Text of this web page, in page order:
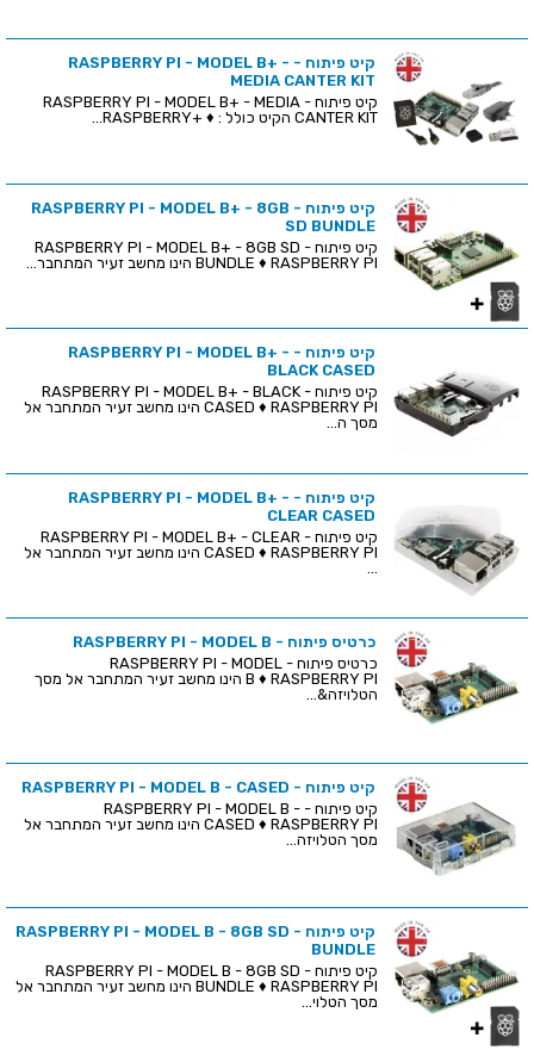
קיט פיתוח - RASPBERRY PI - MODEL B+ -
MEDIA CANTER KIT
קיט פיתוח - RASPBERRY PI - MODEL B+ - MEDIA
CANTER KIT הקיט כולל : ♦ +RASPBERRY...
קיט פיתוח - RASPBERRY PI - MODEL B+ - 8GB
SD BUNDLE
קיט פיתוח - RASPBERRY PI - MODEL B+ - 8GB SD
BUNDLE ♦ RASPBERRY PI הינו מחשב זעיר המתחבר...
קיט פיתוח - RASPBERRY PI - MODEL B+ -
BLACK CASED
קיט פיתוח - RASPBERRY PI - MODEL B+ - BLACK
CASED ♦ RASPBERRY PI הינו מחשב זעיר המתחבר אל
מסך ה...
קיט פיתוח - RASPBERRY PI - MODEL B+ -
CLEAR CASED
קיט פיתוח - RASPBERRY PI - MODEL B+ - CLEAR
CASED ♦ RASPBERRY PI הינו מחשב זעיר המתחבר אל
כרטיס פיתוח - RASPBERRY PI - MODEL B
כרטיס פיתוח - RASPBERRY PI - MODEL
B ♦ RASPBERRY PI הינו מחשב זעיר המתחבר אל מסך
הטלויזה&...
קיט פיתוח - RASPBERRY PI - MODEL B - CASED
קיט פיתוח - RASPBERRY PI - MODEL B -
CASED ♦ RASPBERRY PI הינו מחשב זעיר המתחבר אל
מסך הטלויזה...
קיט פיתוח - RASPBERRY PI - MODEL B - 8GB SD
BUNDLE
קיט פיתוח - RASPBERRY PI - MODEL B - 8GB SD
BUNDLE ♦ RASPBERRY PI הינו מחשב זעיר המתחבר אל
מסך הטלוי...